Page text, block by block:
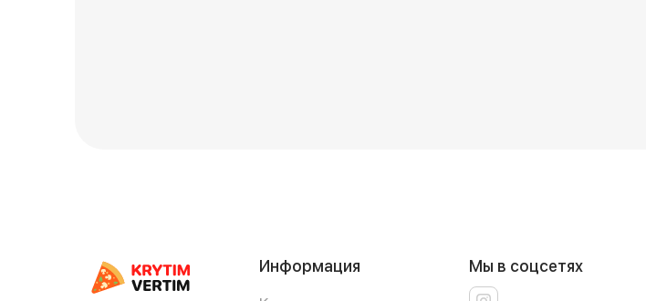
Информация
Мы в соцсетях